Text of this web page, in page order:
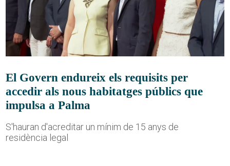
El Govern endureix els requisits per
accedir als nous habitatges públics que
impulsa a Palma
S'hauran d'acreditar un mínim de 15 anys de
residència legal